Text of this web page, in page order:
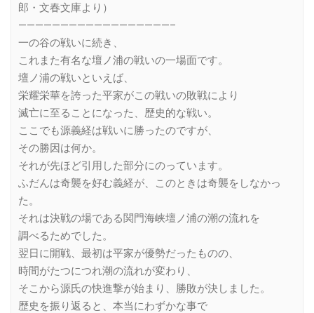
郎・文春文庫より）
——————————————————–
一の谷の戦いに続き、
これまた有名な壇ノ浦の戦いの一場面です。
壇ノ浦の戦いといえば、
栄耀栄華を誇った平家がこの戦いの敗戦により
滅亡に至ることになった、歴史的な戦い。
ここでも源義経は戦いに勝ったのですが、
その勝因は何か。
それが先ほど引用した部分にのっています。
ふだんは奇襲を好む義経が、このときは奇襲をしなかっ
た。
それは決戦の場である関門海峡壇ノ浦の潮の流れを
調べるためでした。
翌日に開戦、最初は平家が優勢だったものの、
時間がたつにつれ潮の流れが変わり、
そこから源氏の快進撃が始まり、勝敗が決しました。
歴史を振り返ると、本当にわずかな事で